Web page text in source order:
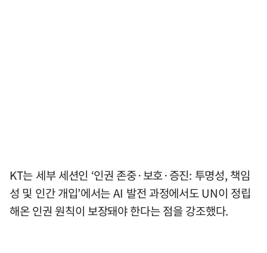
KT는 세부 세션인 ‘인권 존중·보호·증진: 투명성, 책임
성 및 인간 개입’에서는 AI 발전 과정에서도 UN이 정립
해온 인권 원칙이 보장돼야 한다는 점을 강조했다.